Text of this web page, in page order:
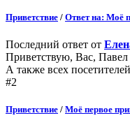
Приветствие / Ответ на: Моё
Последний ответ от
Приветствую, Вас,
А также всех
#2
Приветствие / Моё первое